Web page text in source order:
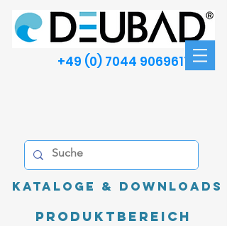
+49 (0) 7044 9069611
Kataloge & Downloads
Produktbereich